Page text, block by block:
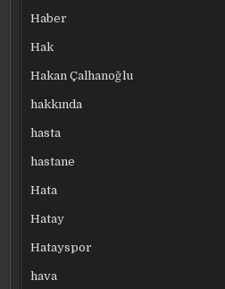
Haber
Hak
Hakan Çalhanoğlu
hakkında
hasta
hastane
Hata
Hatay
Hatayspor
hava